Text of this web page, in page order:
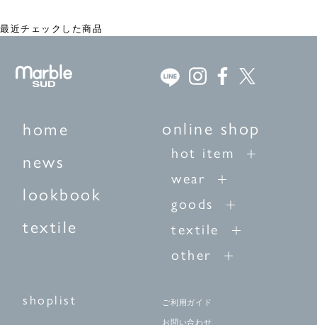
最近チェックした商品
home
news
lookbook
textile
online shop
hot item
wear
goods
textile
other
shoplist ご利用ガイド
お問い合わせ